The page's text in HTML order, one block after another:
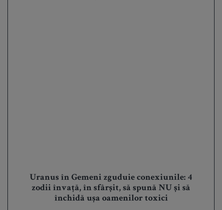
Uranus în Gemeni zguduie conexiunile: 4
zodii învață, în sfârșit, să spună NU și să
închidă ușa oamenilor toxici